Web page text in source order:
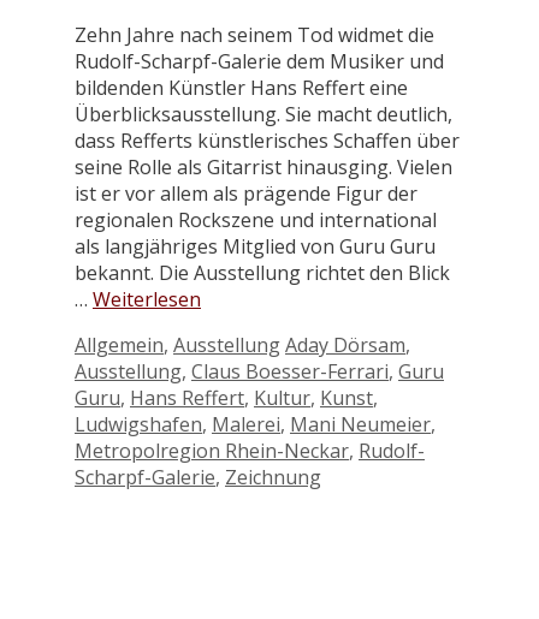
Zehn Jahre nach seinem Tod widmet die
Rudolf-Scharpf-Galerie dem Musiker und
bildenden Künstler Hans Reffert eine
Überblicksausstellung. Sie macht deutlich,
dass Refferts künstlerisches Schaffen über
seine Rolle als Gitarrist hinausging. Vielen
ist er vor allem als prägende Figur der
regionalen Rockszene und international
als langjähriges Mitglied von Guru Guru
bekannt. Die Ausstellung richtet den Blick
… Weiterlesen
Kategorien
Allgemein, AusstellungSchlagwörter
Aday Dörsam,
Ausstellung, Claus Boesser-Ferrari, Guru
Guru, Hans Reffert, Kultur, Kunst,
Ludwigshafen, Malerei, Mani Neumeier,
Metropolregion Rhein-Neckar, Rudolf-
Scharpf-Galerie, Zeichnung